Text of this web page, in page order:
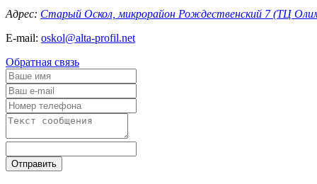
Адрес: Старый Оскол, микрорайон Рождественский 7 (ТЦ
E-mail: oskol@alta-profil.net
Обратная связь
Отправить